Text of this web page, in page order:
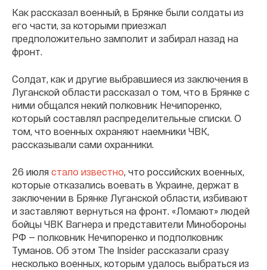
Как рассказал военный, в Брянке были солдаты из
его части, за которыми приезжал
предположительно замполит и забирал назад на
фронт.
Солдат, как и другие выбравшиеся из заключения в
Луганской области рассказал о том, что в Брянке с
ними общался некий полковник Нечипоренко,
который составлял распределительные списки. О
том, что военных охраняют наемники ЧВК,
рассказывали сами охранники.
26 июля стало известно, что российских военных,
которые отказались воевать в Украине, держат в
заключении в Брянке Луганской области, избивают
и заставляют вернуться на фронт. «Ломают» людей
бойцы ЧВК Вагнера и представители Минобороны
РФ — полковник Нечипоренко и подполковник
Туманов. Об этом The Insider рассказали сразу
несколько военных, которым удалось выбраться из